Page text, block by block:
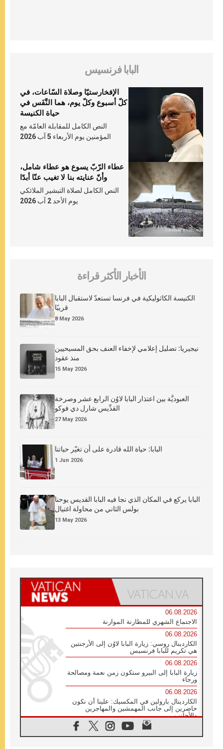
البابا فرنسيس
الإفخارستيّا وصلاة السّاعات، في
كلّ أسبوع وكلّ يوم، هما النَّفَس في
حياة الكنيسة
النص الكامل للمقابلة العامّة مع
المؤمنين يوم الأربعاء 5 آب 2026
عطاء الرّبّ يسوع هو عطاء شامل،
وأنّ عنايته بنا لا تغيب عنّا أبدًا
النص الكامل لصلاة التبشير الملائكي
يوم الأحد 2 آب 2026
الأخبار الأكثر قراءة
الكنيسة الكاثوليكية في فرنسا تستعدّ لاستقبال البابا
قريبًا
8 May 2026
نيجيريا: تضليل إعلامي لإخفاء العنف بحق المسيحيين
منذ عقود
15 May 2026
العبوديَّة بين اعتذار البابا لاوُن الرابع عشر وصرخة
القدِّيس شارل دي فوكو
27 May 2026
البابا: حياة الله قادرة على أن تغيّر حياتنا
1 Jun 2026
البابا يركع في المكان الذي نجا فيه البابا القديس يوحنا
بولس الثاني من محاولة اغتيال
13 May 2026
06.08.2026
الاجتماع الشهري للمطارنة الموارنة
06.08.2026
الكاردينال روسي: زيارة البابا لاوُن إلى الأرجنتين
هي تكريم للبابا فرنسيس
06.08.2026
زيارة البابا إلى البيرو ستكون زمن نعمة ومصالحة
ورجاء
06.08.2026
الكاردينال بارولين في المكسيك: علينا أن نكون
حاضرين إلى جانب المهمشين والمهاجرين
والأجانب
البابا لاوُن الرابع عشر للشباب في أسيزي: